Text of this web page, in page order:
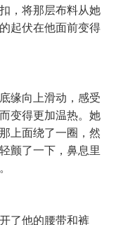
，将那层布料从她
起伏在他面前变得
缘向上滑动，感受
变得更加温热。她
上面绕了一圈，然
颤了一下，鼻息里
了他的腰带和裤